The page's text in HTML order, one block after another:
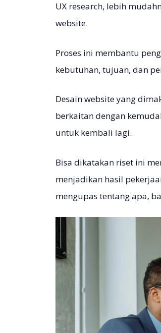
UX research, lebih
website.
Proses ini membantu
kebutuhan, tujuan, dan
Desain website yang
berkaitan dengan
untuk kembali lagi.
Bisa dikatakan riset ini
menjadikan hasil
mengupas tentang apa,